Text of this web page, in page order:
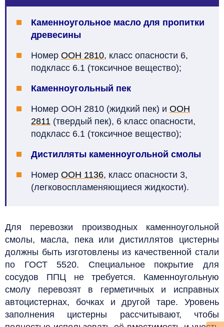
Каменноугольное масло для пропитки
древесины
Номер ООН 2810, класс опасности 6,
подкласс 6.1 (токсичное вещество);
Каменноугольный пек
Номер ООН 2810 (жидкий пек) и ООН
2811 (твердый пек), 6 класс опасности,
подкласс 6.1 (токсичное вещество);
Дистилляты каменноугольной смолы
Номер ООН 1136, класс опасности 3,
(легковоспламеняющиеся жидкости).
Для перевозки производных каменноугольной
смолы, масла, пека или дистиллятов цистерны
должны быть изготовлены из качественной стали
по ГОСТ 5520. Специальное покрытие для
сосудов ППЦ не требуется. Каменноугольную
смолу перевозят в герметичных и исправных
автоцистернах, бочках и другой таре. Уровень
заполнения цистерны рассчитывают, чтобы